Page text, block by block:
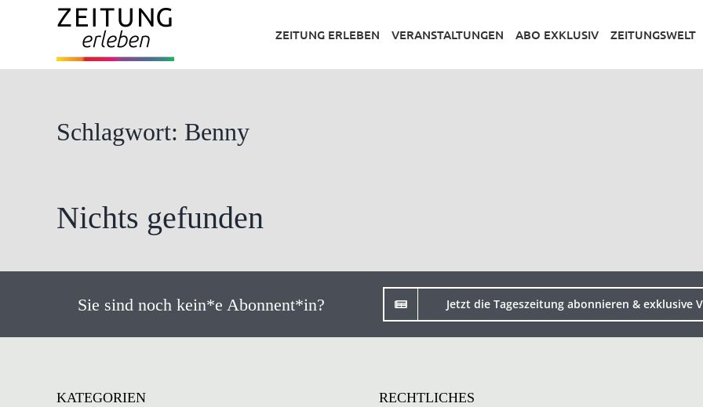
ZEITUNG ERLEBEN VERANSTALTUNGEN ABO EXKLUSIV ZEITUNGSWELT
Schlagwort: Benny
Nichts gefunden
Sie sind noch kein*e Abonnent*in? Jetzt die Tageszeitung abonnieren & exklusive
KATEGORIEN RECHTLICHES